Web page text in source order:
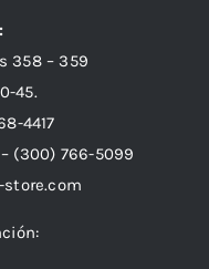
358 – 359
45.
4417
(300) 766-5099
store.com